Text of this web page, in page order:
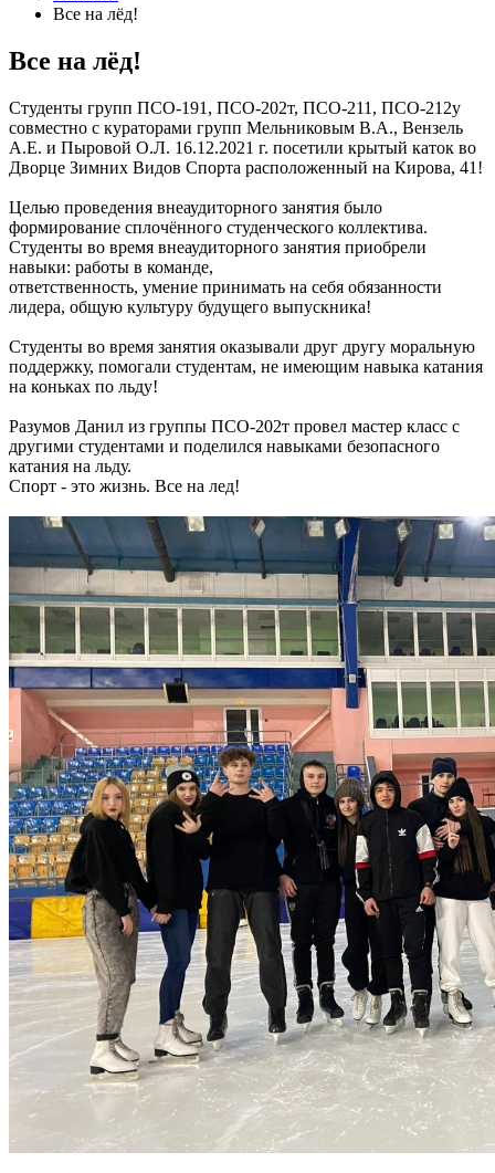
Все на лёд!
Все на лёд!
Студенты групп ПСО-191, ПСО-202т, ПСО-211, ПСО-212у
совместно с кураторами групп Мельниковым В.А., Вензель
А.Е. и Пыровой О.Л. 16.12.2021 г. посетили крытый каток во
Дворце Зимних Видов Спорта расположенный на Кирова, 41!
Целью проведения внеаудиторного занятия было
формирование сплочённого студенческого коллектива.
Студенты во время внеаудиторного занятия приобрели
навыки: работы в команде,
ответственность, умение принимать на себя обязанности
лидера, общую культуру будущего выпускника!
Студенты во время занятия оказывали друг другу моральную
поддержку, помогали студентам, не имеющим навыка катания
на коньках по льду!
Разумов Данил из группы ПСО-202т провел мастер класс с
другими студентами и поделился навыками безопасного
катания на льду.
Спорт - это жизнь. Все на лед!